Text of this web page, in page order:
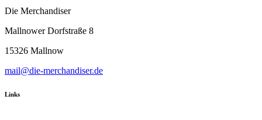
Die Merchandiser
Mallnower Dorfstraße 8
15326 Mallnow
mail@die-merchandiser.de
Links